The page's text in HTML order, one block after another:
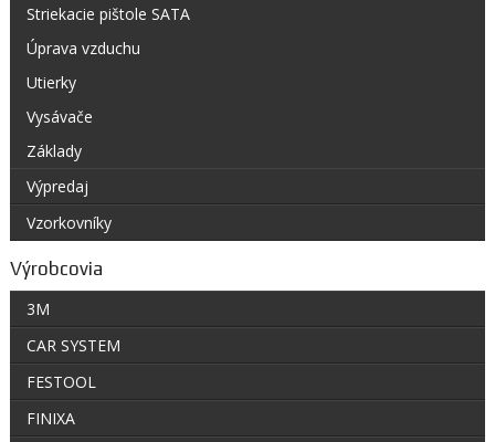
Striekacie pištole SATA
Úprava vzduchu
Utierky
Vysávače
Základy
Výpredaj
Vzorkovníky
Výrobcovia
3M
CAR SYSTEM
FESTOOL
FINIXA